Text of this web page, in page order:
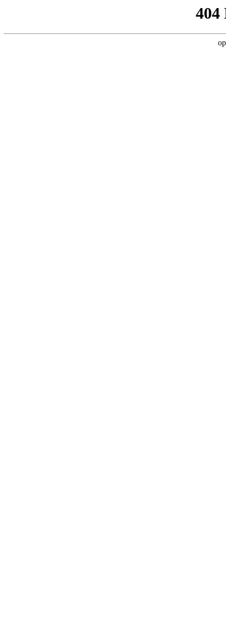
404